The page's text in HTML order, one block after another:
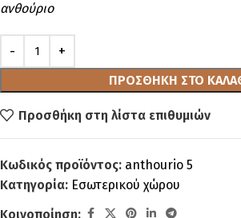
ανθούριο
ΠΡΟΣΘΉΚΗ ΣΤΟ
Προσθήκη στη λίστα επιθυμιών
Κωδικός προϊόντος: anthourio 5
Κατηγορία: Εσωτερικού χώρου
Κοινοποίηση: